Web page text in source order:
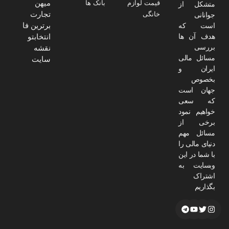
متشکل از
جوانانی
است که
هدف آن ها
بررسی
مسائل مالی
ایران و
بخصوص
جهان است
که سعی
خواهیم نمود
برخی از
مسائل مهم
دنیای مالی را
با شما در این
وبسایت به
اشتراک
بگذاریم
قیمت لوازم
خانگی
بانک ها
میهن
تجارت
برترین فا
انتخابتو
نقشه
سایت